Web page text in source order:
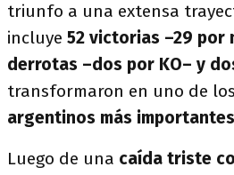
triunfo a una extensa
incluye 52 victorias –29 por
derrotas –dos por KO– y
transformaron en uno de los
argentinos más
Luego de una caída triste